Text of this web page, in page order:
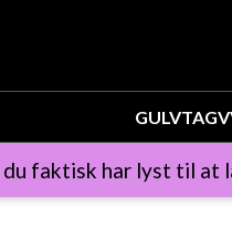
GULVTAG
faktisk har lyst til at